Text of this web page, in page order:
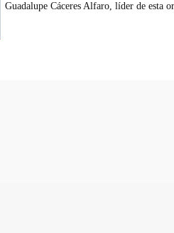
Guadalupe Cáceres Alfaro, líder de esta